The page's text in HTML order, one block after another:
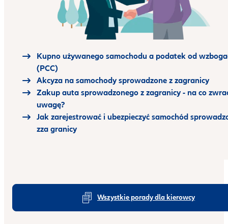
Kupno używanego samochodu a podatek od
(PCC)
Akcyza na samochody sprowadzone z zagranicy
Zakup auta sprowadzonego z zagranicy - na co
uwagę?
Jak zarejestrować i ubezpieczyć samochód
zza granicy
Wszystkie porady dla kierowcy